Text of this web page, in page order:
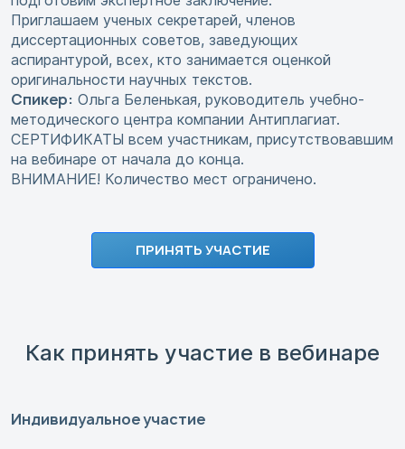
Приглашаем ученых секретарей, членов
диссертационных советов, заведующих
аспирантурой, всех, кто занимается оценкой
оригинальности научных текстов.
Спикер: Ольга Беленькая, руководитель учебно-
методического центра компании Антиплагиат.
СЕРТИФИКАТЫ всем участникам, присутствовавшим
на вебинаре от начала до конца.
ВНИМАНИЕ! Количество мест ограничено.
ПРИНЯТЬ УЧАСТИЕ
Как принять участие в вебинаре
Индивидуальное участие